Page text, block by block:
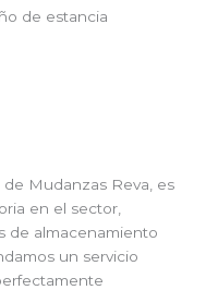
de estancia
de Mudanzas Reva, es
en el sector,
de almacenamiento
un servicio